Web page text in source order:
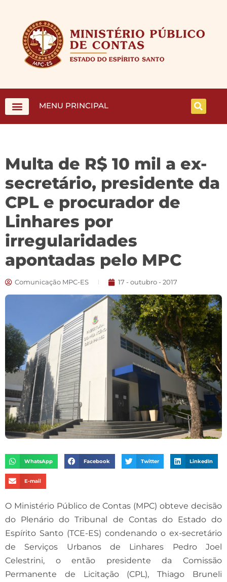
MENU PRINCIPAL
Multa de R$ 10 mil a ex-
secretário, presidente da
CPL e procurador de
Linhares por
irregularidades
apontadas pelo MPC
Comunicação MPC-ES 17 - outubro - 2017
WhatsApp Facebook Twitter LinkedIn
E-mail
O Ministério Público de Contas (MPC) obteve decisão
do Plenário do Tribunal de Contas do Estado do
Espírito Santo (TCE-ES) condenando o ex-secretário
de Serviços Urbanos de Linhares Pedro Joel
Celestrini, o então presidente da Comissão
Permanente de Licitação (CPL), Thiago Bruneli